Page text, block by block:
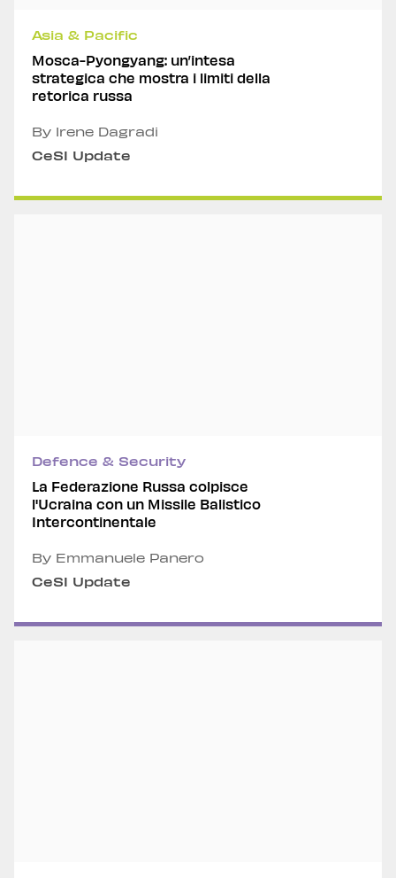
Asia & Pacific
Mosca-Pyongyang: un’intesa
strategica che mostra i limiti della
retorica russa
By Irene Dagradi
CeSI Update
Defence & Security
La Federazione Russa colpisce
l'Ucraina con un Missile Balistico
Intercontinentale
By Emmanuele Panero
CeSI Update